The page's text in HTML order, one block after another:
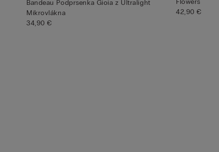
Bandeau Podprsenka Gioia z Ultralight
Mikrovlákna
34,90 €
Flowers
42,90 €